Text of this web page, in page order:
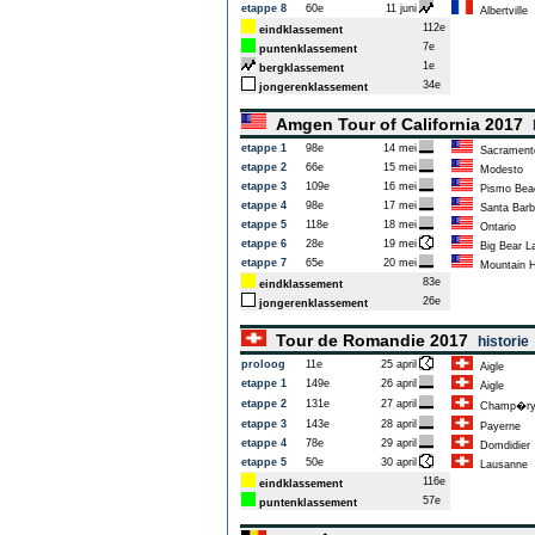
etappe 8
60e 11 juni
Albertville
eindklassement
112e
puntenklassement
7e
bergklassement
1e
jongerenklassement
34e
Amgen Tour of California 2017
etappe 1 98e 14 mei
etappe 2
66e 15 mei
Modesto
etappe 3
109e 16 mei
Pismo
etappe 4
98e 17 mei
Santa
etappe 5
118e 18 mei
Ontario
etappe 6
28e 19 mei
Big Bear
etappe 7
65e 20 mei
Mountain
eindklassement
83e
jongerenklassement
26e
Tour de Romandie 2017 historie
proloog 11e 25 april
Aigle
etappe 1
149e 26 april
Aigle
etappe 2
131e 27 april
Champ�ry
etappe 3
143e 28 april
Payerne
etappe 4
78e 29 april
Domdidier
etappe 5
50e 30 april
Lausanne
eindklassement
116e
puntenklassement
57e